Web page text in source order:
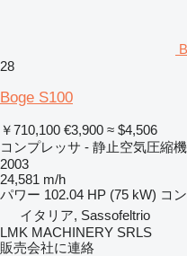
28
Boge S100
￥710,100 €3,900 ≈ $4,506
コンプレッサ - 静止空気圧縮機
2003
24,581 m/h
パワー 102.04 HP (75 kW) コ
イタリア, Sassofeltrio
LMK MACHINERY SRLS
販売会社に連絡